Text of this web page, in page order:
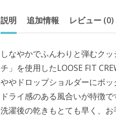
説明 追加情報 レビュー (0)
しなやかでふんわりと弾むク
チ」を使用したLOOSE FIT
ややドロップショルダーにボ
ドライ感のある風合いが特徴で
洗濯後の乾きもとても早く、お